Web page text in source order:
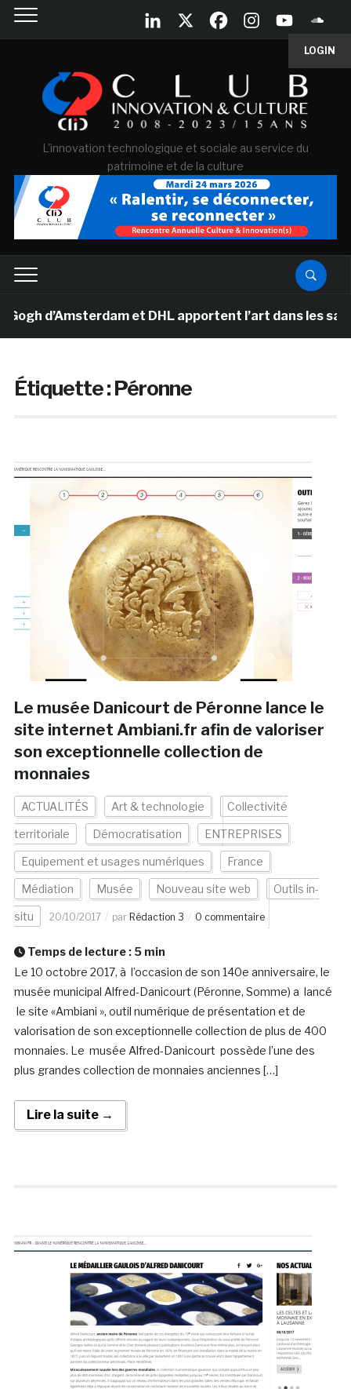
LOGIN
L'innovation technologique et sociale au service du
patrimoine et de la culture
d’Amsterdam et DHL apportent l’art dans les salles
Étiquette :Péronne
Le musée Danicourt de Péronne lance le
site internet Ambiani.fr afin de valoriser
son exceptionnelle collection de
monnaies
ACTUALITÉS Art & technologie Collectivité
territoriale Démocratisation ENTREPRISES
Equipement et usages numériques France
Médiation Musée Nouveau site web Outils in-
situ 20/10/2017 par Rédaction 3 0 commentaire
Temps de lecture : 5 min
Le 10 octobre 2017, à l’occasion de son 140e anniversaire, le
musée municipal Alfred-Danicourt (Péronne, Somme) a lancé
le site «Ambiani », outil numérique de présentation et de
valorisation de son exceptionnelle collection de plus de 400
monnaies. Le musée Alfred-Danicourt possède l’une des
plus grandes collection de monnaies anciennes […]
Lire la suite →